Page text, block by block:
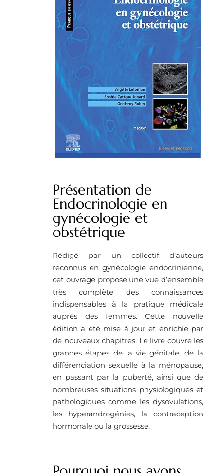
Présentation de
Endocrinologie en
gynécologie et
obstétrique
Rédigé par un collectif d’auteurs
reconnus en gynécologie endocrinienne,
cet ouvrage propose une vue d’ensemble
très complète des connaissances
indispensables à la pratique médicale
auprès des femmes. Cette nouvelle
édition a été mise à jour et enrichie par
de nouveaux chapitres. Le livre couvre les
grandes étapes de la vie génitale, de la
différenciation sexuelle à la ménopause,
en passant par la puberté, ainsi que de
nombreuses situations physiologiques et
pathologiques comme les dysovulations,
les hyperandrogénies, la contraception
hormonale ou la grossesse.